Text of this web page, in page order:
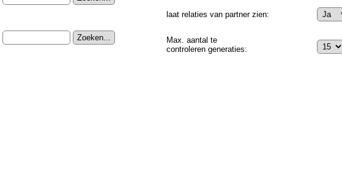
laat relaties van partner zien:
Max. aantal te
controleren generaties: